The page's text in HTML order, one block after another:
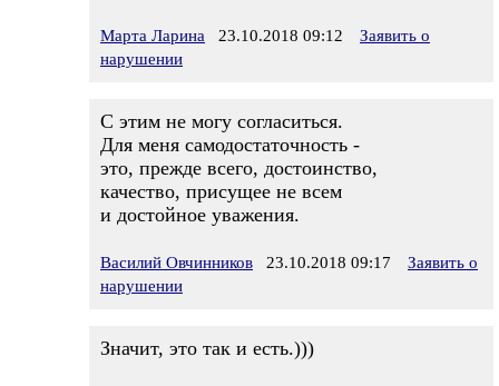
Марта Ларина 23.10.2018 09:12
Заявить о
нарушении
С этим не могу согласиться.
Для меня самодостаточность -
это, прежде всего, достоинство,
качество, присущее не всем
и достойное уважения.
Василий Овчинников 23.10.2018 09:17
Заявить о
нарушении
Значит, это так и есть.)))